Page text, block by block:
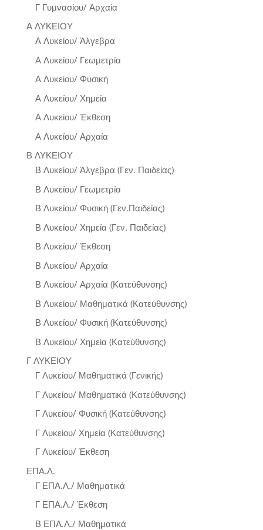
Γ Γυμνασίου/ Αρχαία
Α ΛΥΚΕΙΟΥ
Α Λυκείου/ Άλγεβρα
Α Λυκείου/ Γεωμετρία
Α Λυκείου/ Φυσική
Α Λυκείου/ Χημεία
Α Λυκείου/ Έκθεση
Α Λυκείου/ Αρχαία
Β ΛΥΚΕΙΟΥ
Β Λυκείου/ Άλγεβρα (Γεν. Παιδείας)
Β Λυκείου/ Γεωμετρία
Β Λυκείου/ Φυσική (Γεν.Παιδείας)
Β Λυκείου/ Χημεία (Γεν. Παιδείας)
Β Λυκείου/ Έκθεση
Β Λυκείου/ Αρχαία
Β Λυκείου/ Αρχαία (Κατεύθυνσης)
Β Λυκείου/ Μαθηματικά (Κατεύθυνσης)
Β Λυκείου/ Φυσική (Κατεύθυνσης)
Β Λυκείου/ Χημεία (Κατεύθυνσης)
Γ ΛΥΚΕΙΟΥ
Γ Λυκείου/ Μαθηματικά (Γενικής)
Γ Λυκείου/ Μαθηματικά (Κατεύθυνσης)
Γ Λυκείου/ Φυσική (Κατεύθυνσης)
Γ Λυκείου/ Χημεία (Κατεύθυνσης)
Γ Λυκείου/ Έκθεση
ΕΠΑ.Λ.
Γ ΕΠΑ.Λ./ Μαθηματικά
Γ ΕΠΑ.Λ./ Έκθεση
Β ΕΠΑ.Λ./ Μαθηματικά